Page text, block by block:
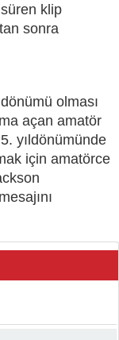
klip
sonra
olması
açan amatör
yıldönümünde
için amatörce